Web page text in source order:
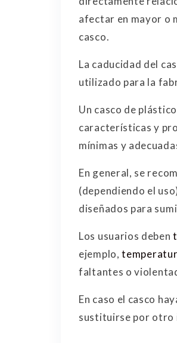
afectar en mayor o
casco.
La caducidad del
utilizado para la
Un casco de
características y
mínimas y
En general, se
(dependiendo el
diseñados para
Los usuarios deben
ejemplo,
faltantes o
En caso el casco
sustituirse por otro